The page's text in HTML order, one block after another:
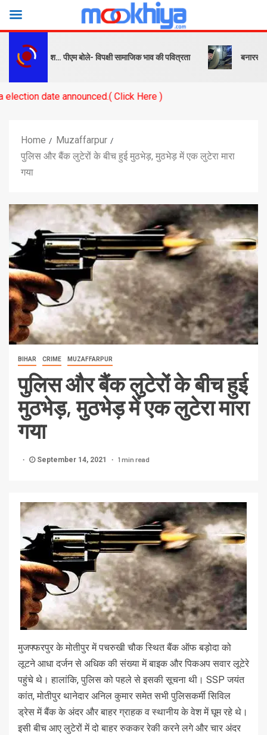
और संदेश… पीएम बोले- विपक्षी सामाजिक भाव की पवित्रता बनारस स्टेशन के
announced.( Click Here )
Home
Muzaffarpur
पुलिस और बैंक लुटेरों के बीच हुई मुठभेड़, मुठभेड़ में एक लुटेरा मारा
गया
BIHAR CRIME MUZAFFARPUR
पुलिस और बैंक लुटेरों के बीच हुई
मुठभेड़, मुठभेड़ में एक लुटेरा मारा
गया
September 14, 2021 1 min read
मुजफ्फरपुर के मोतीपुर में पचरुखी चौक स्थित बैंक ऑफ बड़ोदा को
लूटने आधा दर्जन से अधिक की संख्या में बाइक और पिकअप सवार लूटेरे
पहुंचे थे। हालांकि, पुलिस को पहले से इसकी सूचना थी। SSP जयंत
कांत, मोतीपुर थानेदार अनिल कुमार समेत सभी पुलिसकर्मी सिविल
ड्रेस में बैंक के अंदर और बाहर ग्राहक व स्थानीय के वेश में घूम रहे थे।
इसी बीच आए लुटेरों में दो बाहर रुककर रेकी करने लगे और चार अंदर